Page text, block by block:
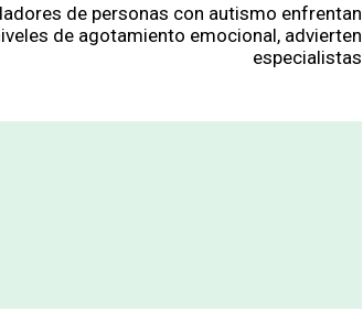
de personas con autismo enfrentan
de agotamiento emocional, advierten
especialistas